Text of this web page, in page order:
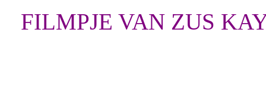
FILMPJE VAN ZUS